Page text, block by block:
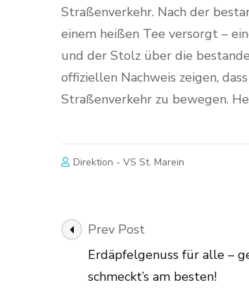
Straßenverkehr. Nach der
einem heißen Tee versorgt –
und der Stolz über die
offiziellen Nachweis zeigen,
Straßenverkehr zu bewegen.
Direktion - VS St. Marein
Post
Navigation
Prev Post
Erdäpfelgenuss für alle –
schmeckt’s am besten!